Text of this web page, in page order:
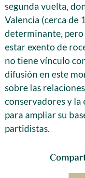
segunda vuelta,
Valencia (cerca de
determinante,
estar exento de
no tiene vínculo
difusión en este
sobre las
conservadores y la
para ampliar su
partidistas.